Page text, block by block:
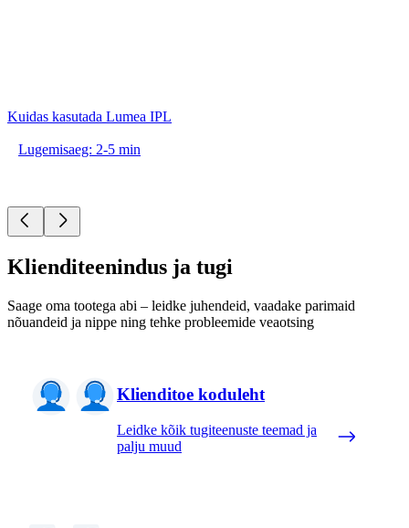
Kuidas kasutada Lumea IPL
Lugemisaeg: 2-5 min
Klienditeenindus ja tugi
Saage oma tootega abi – leidke juhendeid, vaadake parimaid
nõuandeid ja nippe ning tehke probleemide veaotsing
Klienditoe koduleht
Leidke kõik tugiteenuste teemad ja
palju muud